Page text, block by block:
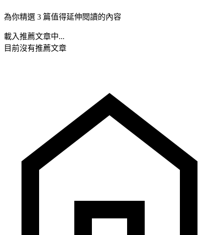
為你精選 3 篇值得延伸閱讀的內容
載入推薦文章中...
目前沒有推薦文章